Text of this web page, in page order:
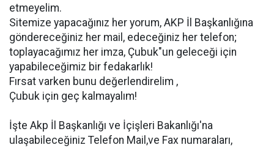
etmeyelim.
Sitemize yapacağınız her yorum, AKP İl Başkanlığına
göndereceğiniz her mail, edeceğiniz her telefon;
toplayacağımız her imza, Çubuk"un geleceği için
yapabileceğimiz bir fedakarlık!
Fırsat varken bunu değerlendirelim ,
Çubuk için geç kalmayalım!
İşte Akp İl Başkanlığı ve İçişleri Bakanlığı'na
ulaşabileceğiniz Telefon Mail,ve Fax numaraları,